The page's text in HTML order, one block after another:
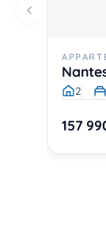
2
157